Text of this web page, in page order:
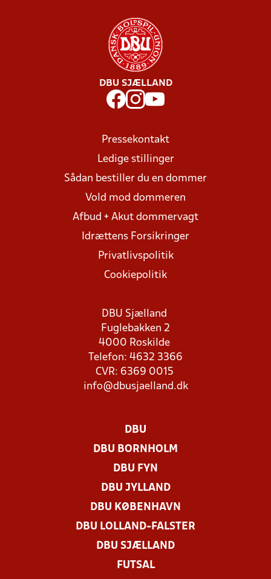
DBU SJÆLLAND
Pressekontakt
Ledige stillinger
Sådan bestiller du en dommer
Vold mod dommeren
Afbud + Akut dommervagt
Idrættens Forsikringer
Privatlivspolitik
Cookiepolitik
DBU Sjælland
Fuglebakken 2
4000 Roskilde
Telefon: 4632 3366
CVR: 6369 0015
info@dbusjaelland.dk
DBU
DBU BORNHOLM
DBU FYN
DBU JYLLAND
DBU KØBENHAVN
DBU LOLLAND-FALSTER
DBU SJÆLLAND
FUTSAL